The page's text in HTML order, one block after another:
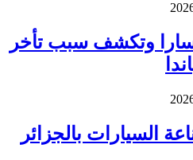
وتكشف سبب تأخر
السيارات بالجزائر